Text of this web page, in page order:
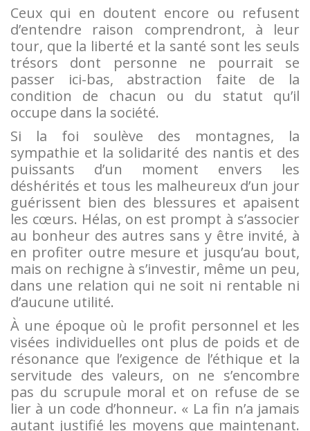
Ceux qui en doutent encore ou refusent
d’entendre raison comprendront, à leur
tour, que la liberté et la santé sont les seuls
trésors dont personne ne pourrait se
passer ici-bas, abstraction faite de la
condition de chacun ou du statut qu’il
occupe dans la société.
Si la foi soulève des montagnes, la
sympathie et la solidarité des nantis et des
puissants d’un moment envers les
déshérités et tous les malheureux d’un jour
guérissent bien des blessures et apaisent
les cœurs. Hélas, on est prompt à s’associer
au bonheur des autres sans y être invité, à
en profiter outre mesure et jusqu’au bout,
mais on rechigne à s’investir, même un peu,
dans une relation qui ne soit ni rentable ni
d’aucune utilité.
À une époque où le profit personnel et les
visées individuelles ont plus de poids et de
résonance que l’exigence de l’éthique et la
servitude des valeurs, on ne s’encombre
pas du scrupule moral et on refuse de se
lier à un code d’honneur. « La fin n’a jamais
autant justifié les moyens que maintenant.